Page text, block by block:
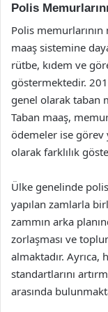
Polis
Polis memurlarının
maaş sistemine
rütbe, kıdem ve
göstermektedir.
genel olarak taban
Taban maaş,
ödemeler ise görev
olarak farklılık
Ülke genelinde
yapılan zamlarla
zammın arka
zorlaşması ve
almaktadır. Ayrıca,
standartlarını
arasında